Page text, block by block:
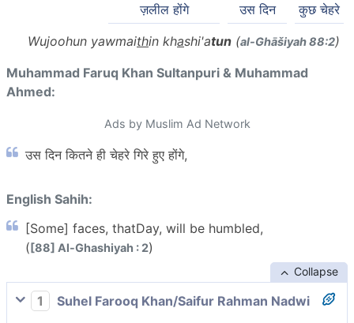
कुछ चेहरे
उस दिन
ज़लील होंगे
Wujoohun yawmaithin khashi'atun (al-Ghāšiyah 88:2)
Muhammad Faruq Khan Sultanpuri & Muhammad
Ahmed:
Ads by Muslim Ad Network
उस दिन कितने ही चेहरे गिरे हुए होंगे,
English Sahih:
[Some] faces, thatDay, will be humbled,
([88] Al-Ghashiyah : 2)
Collapse
1
Suhel Farooq Khan/Saifur Rahman Nadwi